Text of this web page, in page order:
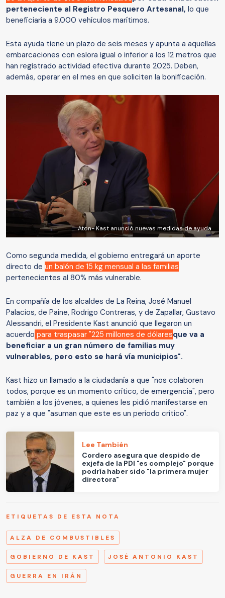
perteneciente al Registro Pesquero Artesanal, lo que
beneficiaría a 9.000 vehículos marítimos.
Esta ayuda tiene un plazo de seis meses y apunta a aquellas
embarcaciones con eslora igual o inferior a los 12 metros que
han registrado actividad efectiva durante 2025. Deben,
además, operar en el mes en que soliciten la bonificación.
Aton- Kast anunció nuevas medidas de ayuda
Como segunda medida, el gobierno entregará un aporte
directo de un balón de 15 kg mensual a las familias
pertenecientes al 80% más vulnerable.
En compañía de los alcaldes de La Reina, José Manuel
Palacios, de Paine, Rodrigo Contreras, y de Zapallar, Gustavo
Alessandri, el Presidente Kast anunció que llegaron un
acuerdo para traspasar "225 millones de dólaresque va a
beneficiar a un gran número de familias muy
vulnerables, pero esto se hará vía municipios".
Kast hizo un llamado a la ciudadanía a que "nos colaboren
todos, porque es un momento crítico, de emergencia", pero
también a los jóvenes, a quienes les pidió manifestarse en
paz y a que "asuman que este es un periodo crítico".
Lee También
Cordero asegura que despido de
exjefa de la PDI "es complejo" porque
podría haber sido "la primera mujer
directora"
ETIQUETAS DE ESTA NOTA
ALZA DE COMBUSTIBLES
GOBIERNO DE KAST JOSÉ ANTONIO KAST
GUERRA EN IRÁN